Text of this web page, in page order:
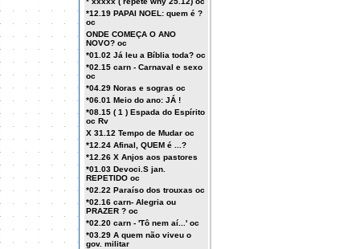
*12.19 PAPAI NOEL: quem é ?
oc
ONDE COMEÇA O ANO
NOVO? oc
*01.02 Já leu a Bíblia toda? oc
*02.15 carn - Carnaval e sexo
oc
*04.29 Noras e sogras oc
*06.01 Meio do ano: JÁ !
*08.15 ( 1 ) Espada do Espírito
oc Rv
X 31.12 Tempo de Mudar oc
*12.24 Afinal, QUEM é ...?
*12.26 X Anjos aos pastores
*01.03 Devoci.S jan.
REPETIDO oc
*02.22 Paraíso dos trouxas oc
*02.16 carn- Alegria ou
PRAZER ? oc
*02.20 carn - 'Tô nem aí...' oc
*03.29 A quem não viveu o
gov. militar